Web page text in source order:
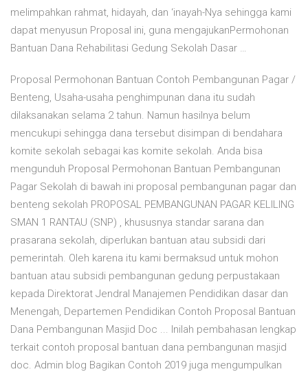
melimpahkan rahmat, hidayah, dan ‘inayah-Nya sehingga kami
dapat menyusun Proposal ini, guna mengajukanPermohonan
Bantuan Dana Rehabilitasi Gedung Sekolah Dasar …
Proposal Permohonan Bantuan Contoh Pembangunan Pagar /
Benteng, Usaha-usaha penghimpunan dana itu sudah
dilaksanakan selama 2 tahun. Namun hasilnya belum
mencukupi sehingga dana tersebut disimpan di bendahara
komite sekolah sebagai kas komite sekolah. Anda bisa
mengunduh Proposal Permohonan Bantuan Pembangunan
Pagar Sekolah di bawah ini proposal pembangunan pagar dan
benteng sekolah PROPOSAL PEMBANGUNAN PAGAR KELILING
SMAN 1 RANTAU (SNP) , khususnya standar sarana dan
prasarana sekolah, diperlukan bantuan atau subsidi dari
pemerintah. Oleh karena itu kami bermaksud untuk mohon
bantuan atau subsidi pembangunan gedung perpustakaan
kepada Direktorat Jendral Manajemen Pendidikan dasar dan
Menengah, Departemen Pendidikan Contoh Proposal Bantuan
Dana Pembangunan Masjid Doc ... Inilah pembahasan lengkap
terkait contoh proposal bantuan dana pembangunan masjid
doc. Admin blog Bagikan Contoh 2019 juga mengumpulkan